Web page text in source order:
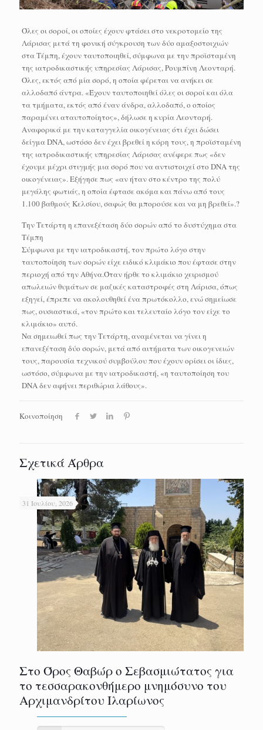
Όλες οι σοροί, οι οποίες έχουν φτάσει στο νεκροτομείο της
Λάρισας μετά τη φονική σύγκρουση των δύο αμαξοστοιχιών
στα Τέμπη, έχουν ταυτοποιηθεί, σύμφωνα με την προϊσταμένη
της ιατροδικαστικής υπηρεσίας Λάρισας, Ρουμπίνη Λεονταρή.
Όλες, εκτός από μία σορό, η οποία φέρεται να ανήκει σε
αλλοδαπό άντρα. «Έχουν ταυτοποιηθεί όλες οι σοροί και όλα
τα τμήματα, εκτός από έναν άνδρα, αλλοδαπό, ο οποίος
παραμένει αταυτοποίητος», δήλωσε η κυρία Λεονταρή.
Αναφορικά με την καταγγελία οικογένειας ότι έχει δώσει
δείγμα DNA, ωστόσο δεν έχει βρεθεί η κόρη τους, η προϊσταμένη
της ιατροδικαστικής υπηρεσίας Λάρισας ανέφερε πως «δεν
έχουμε μέχρι στιγμής μια σορό που να αντιστοιχεί στο DNA της
οικογένειας». Εξήγησε πως «αν ήταν στο κέντρο της πολύ
μεγάλης φωτιάς, η οποία έφτασε ακόμα και πάνω από τους
1.100 βαθμούς Κελσίου, σαφώς θα μπορούσε και να μη βρεθεί».?
Την Τετάρτη η επανεξέταση δύο σορών από το δυστύχημα στα
Τέμπη
Σύμφωνα με την ιατροδικαστή, τον πρώτο λόγο στην
ταυτοποίηση των σορών είχε ειδικό κλιμάκιο που έφτασε στην
περιοχή από την Αθήνα.Όταν ήρθε το κλιμάκιο χειρισμού
απωλειών θυμάτων σε μαζικές καταστροφές στη Λάρισα, όπως
εξηγεί, έπρεπε να ακολουθηθεί ένα πρωτόκολλο, ενώ σημείωσε
πως, ουσιαστικά, «τον πρώτο και τελευταίο λόγο τον είχε το
κλιμάκιο» αυτό.
Να σημειωθεί πως την Τετάρτη, αναμένεται να γίνει η
επανεξέταση δύο σορών, μετά από αιτήματα των οικογενειών
τους, παρουσία τεχνικού συμβούλου που έχουν ορίσει οι ίδιες,
ωστόσο, σύμφωνα με την ιατροδικαστή, «η ταυτοποίηση του
DNA δεν αφήνει περιθώρια λάθους».
Κοινοποίηση
Σχετικά Άρθρα
31 Ιουλίου, 2026
Στο Όρος Θαβώρ ο Σεβασμιώτατος για
το τεσσαρακονθήμερο μνημόσυνο του
Αρχιμανδρίτου Ιλαρίωνος